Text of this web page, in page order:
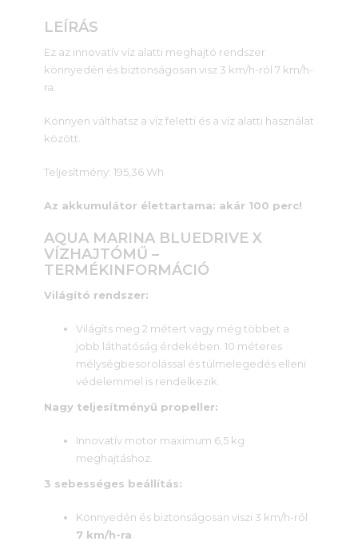
LEÍRÁS
Ez az innovatív víz alatti meghajtó rendszer
könnyedén és biztonságosan visz 3 km/h-ról 7 km/h-
ra.
Könnyen válthatsz a víz feletti és a víz alatti használat
között.
Teljesítmény: 195,36 Wh
Az akkumulátor élettartama: akár 100 perc!
AQUA MARINA BLUEDRIVE X
VÍZHAJTÓMŰ –
TERMÉKINFORMÁCIÓ
Világító rendszer:
Világíts meg 2 métert vagy még többet a
jobb láthatóság érdekében. 10 méteres
mélységbesorolással és túlmelegedés elleni
védelemmel is rendelkezik.
Nagy teljesítményű propeller:
Innovatív motor maximum 6,5 kg
meghajtáshoz.
3 sebességes beállítás:
Könnyedén és biztonságosan viszi 3 km/h-ról
7 km/h-ra